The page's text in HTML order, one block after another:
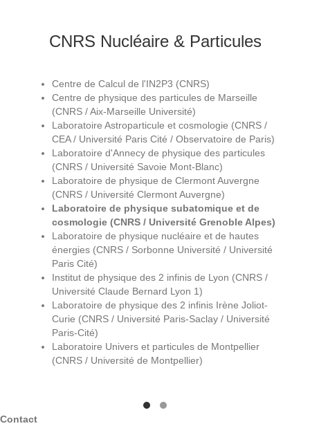
CNRS Nucléaire & Particules
Centre de Calcul de l'IN2P3 (CNRS)
Centre de physique des particules de Marseille
(CNRS / Aix-Marseille Université)
Laboratoire Astroparticule et cosmologie (CNRS /
CEA / Université Paris Cité / Observatoire de Paris)
Laboratoire d'Annecy de physique des particules
(CNRS / Université Savoie Mont-Blanc)
Laboratoire de physique de Clermont Auvergne
(CNRS / Université Clermont Auvergne)
Laboratoire de physique subatomique et de
cosmologie (CNRS / Université Grenoble Alpes)
Laboratoire de physique nucléaire et de hautes
énergies (CNRS / Sorbonne Université / Université
Paris Cité)
Institut de physique des 2 infinis de Lyon (CNRS /
Université Claude Bernard Lyon 1)
Laboratoire de physique des 2 infinis Irène Joliot-
Curie (CNRS / Université Paris-Saclay / Université
Paris-Cité)
Laboratoire Univers et particules de Montpellier
(CNRS / Université de Montpellier)
Contact